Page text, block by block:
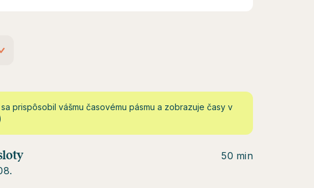
prispôsobil vášmu časovému pásmu a zobrazuje časy v
50 min